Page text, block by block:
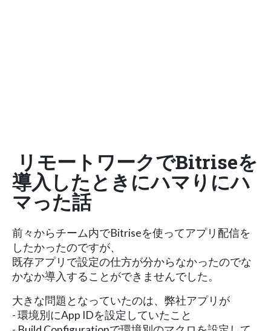
リモートワークでBitriseを
導入したときにハマりにハ
マった話
前々からチーム内でBitriseを使ってアプリ配信を
したかったのですが、
既存アプリで設定の仕方が分からなかったのでな
かなか導入することができませんでした。
大きな問題となっていたのは、弊社アプリが
- 環境別にApp IDを設定していたこと